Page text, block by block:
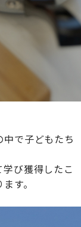
で子どもたち
び獲得したこ
す。